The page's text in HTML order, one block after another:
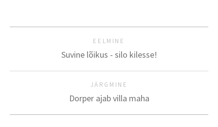
EELMINE
Suvine lõikus - silo kilesse!
JÄRGMINE
Dorper ajab villa maha